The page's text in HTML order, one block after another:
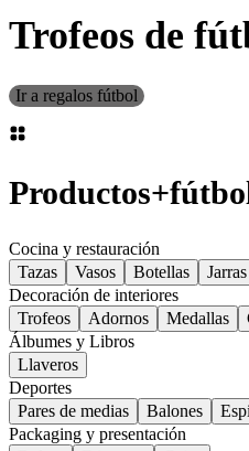
Trofeos de
Ir a regalos fútbol
Productos+
Cocina y restauración
Tazas
Vasos Botellas Jarras
Decoración de interiores
Trofeos
Adornos Medallas
Álbumes y Libros
Llaveros
Deportes
Pares de medias
Balones
Packaging y presentación